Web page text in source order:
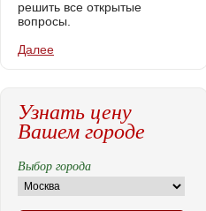
решить все открытые
вопросы.
Далее
Узнать цену
Вашем городе
Выбор города